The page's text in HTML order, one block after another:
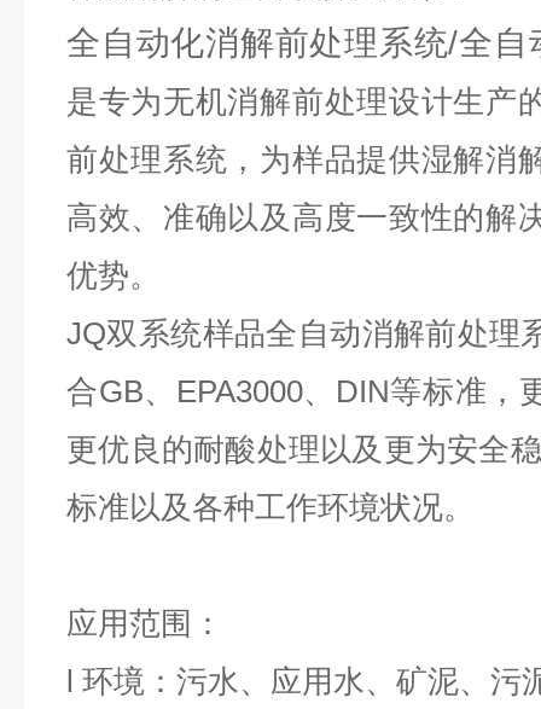
全自动化消解前处理系统/全自
是专为无机消解前处理设计生产
前处理系统，为样品提供湿解消
高效、准确以及高度一致性的解
优势。
JQ双系统样品全自动消解前处理
合GB、EPA3000、DIN等标准，
更优良的耐酸处理以及更为安全
标准以及各种工作环境状况。
应用范围：
l 环境：污水、应用水、矿泥、污